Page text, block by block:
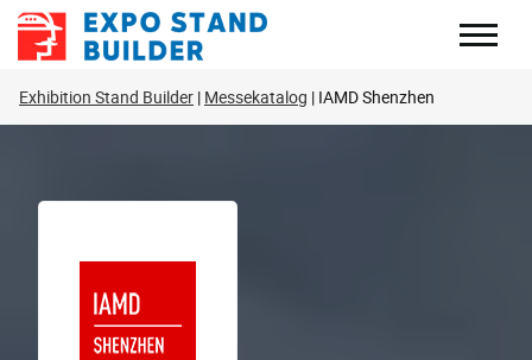
Zum
Inhalt
Exhibition Stand Builder Messekatalog IAMD Shenzhen